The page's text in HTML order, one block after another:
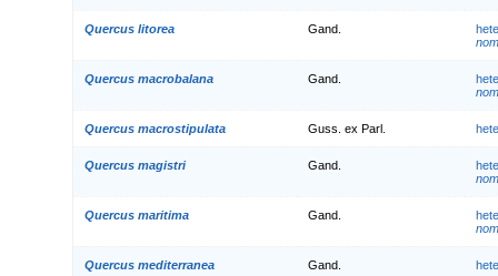
Quercus litorea Gand.
Quercus macrobalana Gand.
Quercus macrostipulata Guss. ex Parl.
Quercus magistri Gand.
Quercus maritima Gand.
Quercus mediterranea Gand.